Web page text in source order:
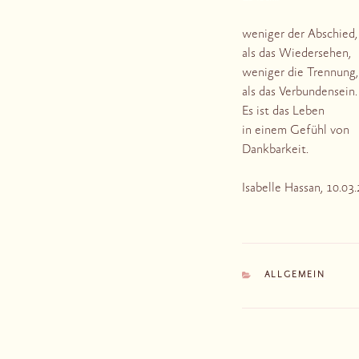
weniger der Abschied,
als das Wiedersehen,
weniger die Trennung,
als das Verbundensein.
Es ist das Leben
in einem Gefühl von
Dankbarkeit.
Isabelle Hassan,
KATEGORIEN
ALLGEMEIN